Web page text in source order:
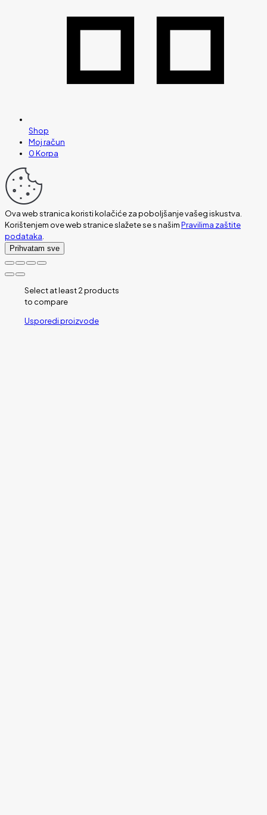
Shop
Moj račun
0Korpa
Ova web stranica koristi kolačiće za poboljšanje vašeg iskustva.
Korištenjem ove web stranice slažete se s našimPravilima zaštite
podataka.
Prihvatam sve
Select at least 2 products
to compare
Usporedi proizvode